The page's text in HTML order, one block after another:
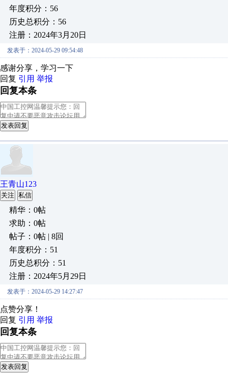
年度积分：56
历史总积分：56
注册：2024年3月20日
发表于：2024-05-29 09:54:48
感谢分享，学习一下
回复 引用 举报
回复本条
发表回复
王青山123
关注 私信
精华：0帖
求助：0帖
帖子：0帖 | 8回
年度积分：51
历史总积分：51
注册：2024年5月29日
发表于：2024-05-29 14:27:47
点赞分享！
回复 引用 举报
回复本条
发表回复